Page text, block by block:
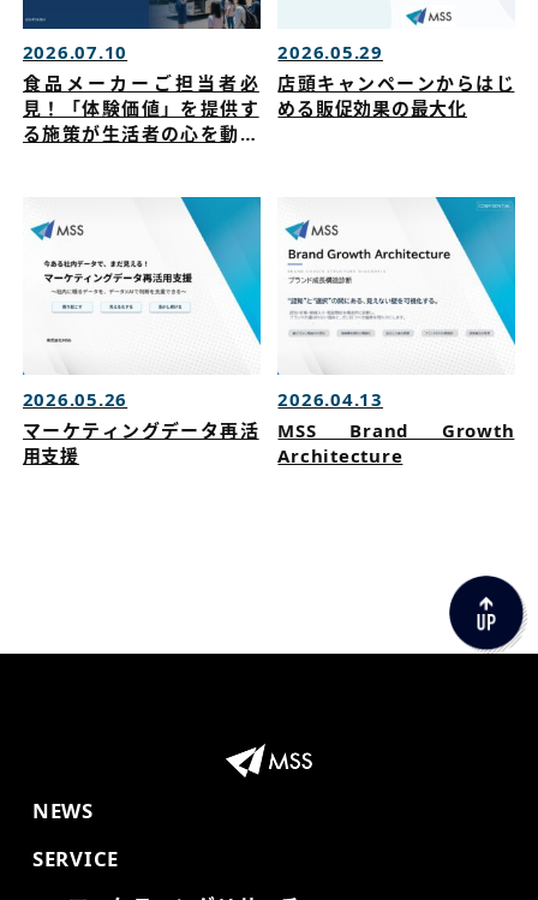
2026.07.10
食品メーカーご担当者必
見！「体験価値」を提供す
る施策が生活者の心を動か
2026.05.29
店頭キャンペーンからはじ
める販促効果の最大化
2026.05.26
マーケティングデータ再活
用支援
2026.04.13
MSS Brand Growth
Architecture
NEWS
SERVICE